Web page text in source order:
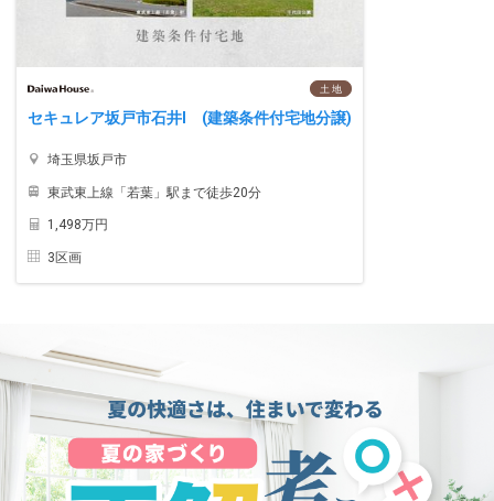
土 地
セキュレア坂戸市石井I (建築条件付宅地分譲)
埼玉県坂戸市
東武東上線「若葉」駅まで徒歩20分
1,498万円
3区画